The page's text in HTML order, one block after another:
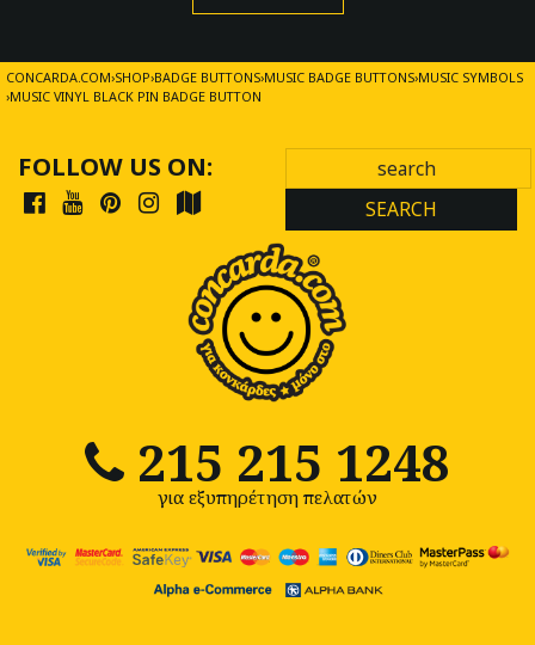
CONCARDA.COM SHOP BADGE BUTTONS MUSIC BADGE BUTTONS MUSIC SYMBOLS
MUSIC VINYL BLACK PIN BADGE BUTTON
FOLLOW US ON:
SEARCH
215 215 1248
για εξυπηρέτηση πελατών